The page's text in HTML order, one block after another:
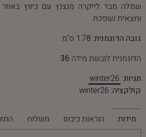
שמלה מבד לייקרה מנצנץ עם כיווץ
וחצאית נשפכת
גובה הדוגמנית: 1.78 ס"מ
הדוגמנית לובשת מידה 36
תגיות: winter26
קולקציה: winter26
מידות הוראות כיבוס משלוח